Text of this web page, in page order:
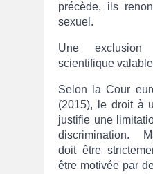
précède, ils
sexuel.
Une exclusion
scientifique
Selon la Cour
(2015), le droit à
justifie une
discrimination.
doit être
être motivée par